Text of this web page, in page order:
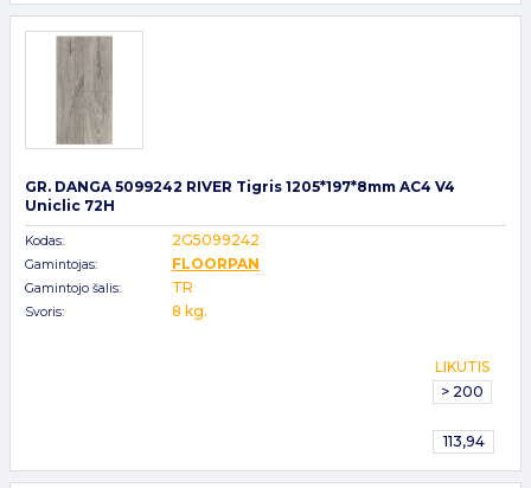
GR. DANGA 5099242 RIVER Tigris 1205*197*8mm AC4 V4
Uniclic 72H
Kodas: 2G5099242
Gamintojas: FLOORPAN
Gamintojo šalis: TR
Svoris: 8 kg.
LIKUTIS
> 200
113,94